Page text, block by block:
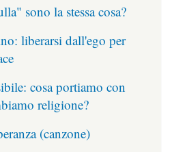
sono la stessa cosa?
liberarsi dall'ego per
cosa portiamo con
religione?
(canzone)